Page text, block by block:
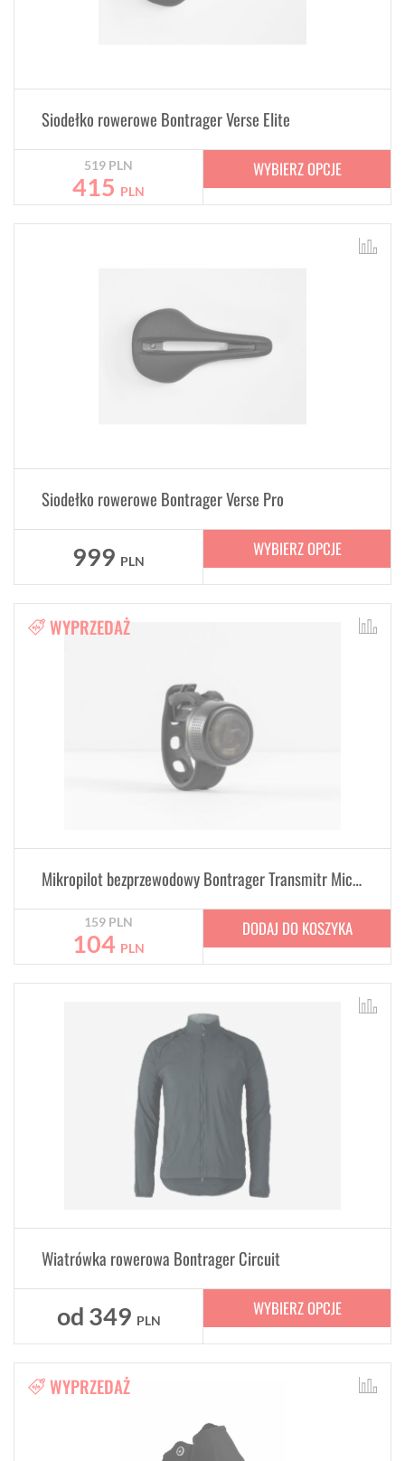
Siodełko rowerowe Bontrager Verse Elite
519 PLN
415 PLN
WYBIERZ OPCJE
Siodełko rowerowe Bontrager Verse Pro
999 PLN
WYBIERZ OPCJE
WYPRZEDAŻ
Mikropilot bezprzewodowy Bontrager Transmitr Micro
159 PLN
104 PLN
DODAJ DO KOSZYKA
Wiatrówka rowerowa Bontrager Circuit
od 349 PLN
WYBIERZ OPCJE
WYPRZEDAŻ